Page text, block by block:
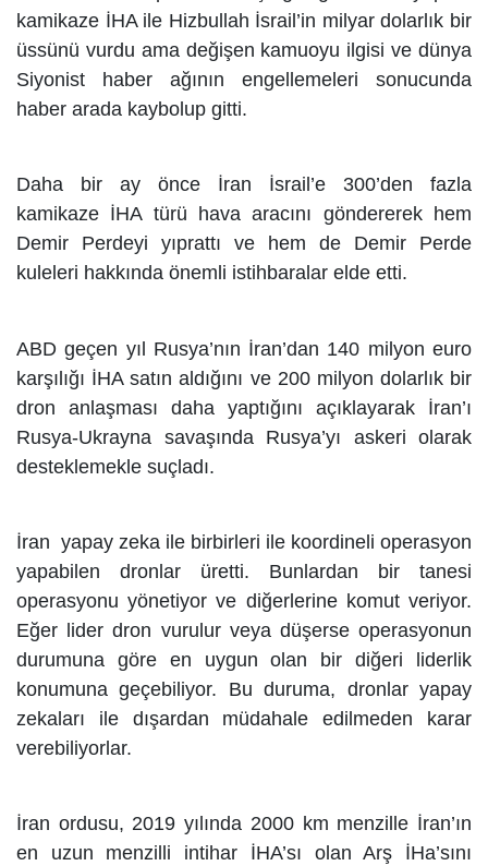
kamikaze İHA ile Hizbullah İsrail’in milyar dolarlık bir
üssünü vurdu ama değişen kamuoyu ilgisi ve dünya
Siyonist haber ağının engellemeleri sonucunda
haber arada kaybolup gitti.
Daha bir ay önce İran İsrail’e 300’den fazla
kamikaze İHA türü hava aracını göndererek hem
Demir Perdeyi yıprattı ve hem de Demir Perde
kuleleri hakkında önemli istihbaralar elde etti.
ABD geçen yıl Rusya’nın İran’dan 140 milyon euro
karşılığı İHA satın aldığını ve 200 milyon dolarlık bir
dron anlaşması daha yaptığını açıklayarak İran’ı
Rusya-Ukrayna savaşında Rusya’yı askeri olarak
desteklemekle suçladı.
İran yapay zeka ile birbirleri ile koordineli operasyon
yapabilen dronlar üretti. Bunlardan bir tanesi
operasyonu yönetiyor ve diğerlerine komut veriyor.
Eğer lider dron vurulur veya düşerse operasyonun
durumuna göre en uygun olan bir diğeri liderlik
konumuna geçebiliyor. Bu duruma, dronlar yapay
zekaları ile dışardan müdahale edilmeden karar
verebiliyorlar.
İran ordusu, 2019 yılında 2000 km menzille İran’ın
en uzun menzilli intihar İHA’sı olan Arş İHa’sını